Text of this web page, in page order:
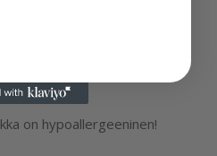
on hypoallergeeninen!